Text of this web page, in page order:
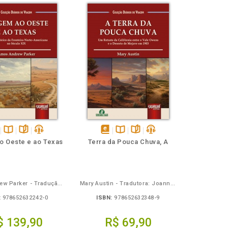
Disponível
páginaspodcast
Oeste e ao Texas
Amos Andrew Parker - Tradução: Osvaldo Ferreira de Carvalho
978652632242-0
139,90
disponívelDisponível
páginaspodcast
Terra da Pouca Chuva, A
Mary Austin - Tradutora: Joanna Rossinski - Coordenadora/adaptadora: Giselle Zambiazzi
ISBN: 978652632348-9
R$ 69,90